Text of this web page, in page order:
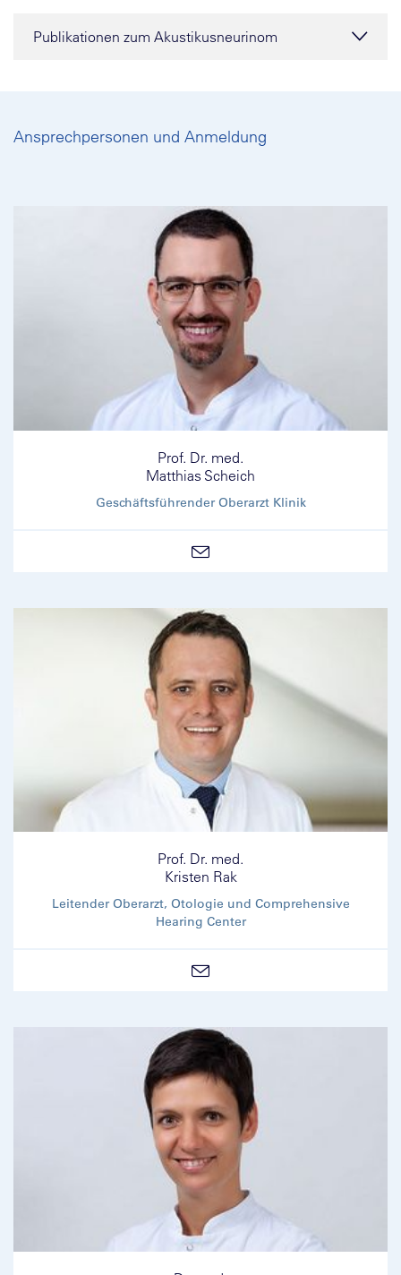
Publikationen zum Akustikusneurinom
Ansprechpersonen und Anmeldung
Prof. Dr. med.
Matthias Scheich
Geschäftsführender Oberarzt Klinik
Prof. Dr. med.
Kristen Rak
Leitender Oberarzt, Otologie und Comprehensive
Hearing Center